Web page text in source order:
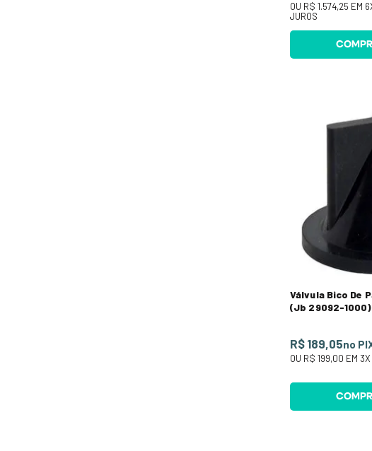
OU R$ 1.574,25 EM 6
JUROS
Válvula Bico De
(Jb 29092-1000)
R$ 189,05no
OU R$ 199,00 EM 3X